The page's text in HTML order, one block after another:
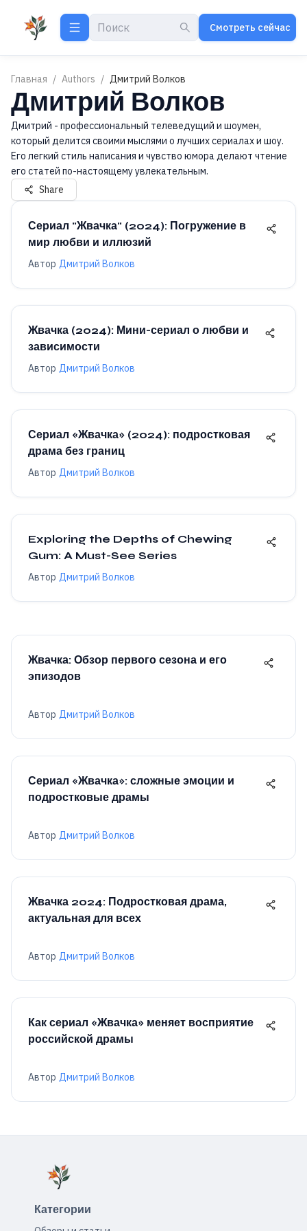
Смотреть сейчас
Главная / Authors / Дмитрий Волков
Дмитрий Волков
Дмитрий - профессиональный телеведущий и шоумен,
который делится своими мыслями о лучших сериалах и шоу.
Его легкий стиль написания и чувство юмора делают чтение
его статей по-настоящему увлекательным.
Share
Сериал "Жвачка" (2024): Погружение в
мир любви и иллюзий
Автор Дмитрий Волков
Жвачка (2024): Мини-сериал о любви и
зависимости
Автор Дмитрий Волков
Сериал «Жвачка» (2024): подростковая
драма без границ
Автор Дмитрий Волков
Exploring the Depths of Chewing
Gum: A Must-See Series
Автор Дмитрий Волков
Жвачка: Обзор первого сезона и его
эпизодов
Автор Дмитрий Волков
Сериал «Жвачка»: сложные эмоции и
подростковые драмы
Автор Дмитрий Волков
Жвачка 2024: Подростковая драма,
актуальная для всех
Автор Дмитрий Волков
Как сериал «Жвачка» меняет восприятие
российской драмы
Автор Дмитрий Волков
Категории